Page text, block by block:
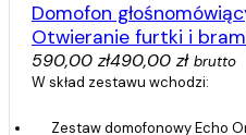
Domofon
Otwieranie furtki i
590,00 zł490,00 zł brutto
W skład zestawu wchodzi:
Zestaw domofonowy Echo